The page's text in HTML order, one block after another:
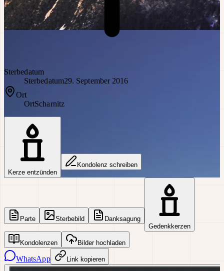
Sterbedatum
Sterbedatum29. September 2016
Ort
OrtScharnitz
Kerze entzünden
Kondolenz schreiben
Parte Sterbebild
Danksagung
Gedenkkerzen
Kondolenzen Bilder hochladen
WhatsApp Link kopieren